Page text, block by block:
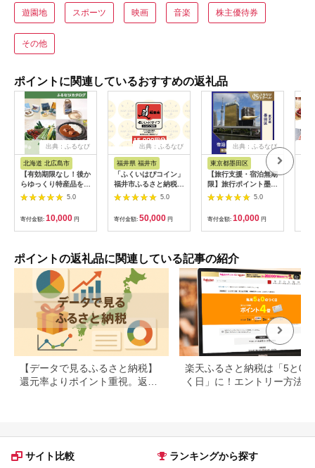
遊園地 スポーツ 映画 音楽 株主優待券
その他
ポイントに関連しているおすすめの返礼品
出典：ふるなび
北海道 北広島市
【有効期限なし！後か
らゆっくり特産品を選
べる】北海道北広島市
カタログポイント
5.0
寄付金額: 10,000 円
出典：ふるなび
福井県 福井市
「ふくいはぴコイン」
福井市ふるさと納税ポ
イント【15,000円
分】 [E-198004] / 選
べる金額 デジタル地
域通貨 ホテル 観光 レ
ジャー PAY アプリ オ
レス スマホ ポイント
スマホ 便利 簡単 デジ
タル 支払い 地域通貨
送料無料
5.0
寄付金額: 50,000 円
出典：ふるなび
東京都墨田区
【旅行支援・宿泊無期
限】旅行ポイント墨田
区ふるなびトラベルポ
5.0
寄付金額: 10,000 円
ポイントの返礼品に関連している記事の紹介
【データで見るふるさと納税】
還元率よりポイント重視。返礼
楽天ふるさと納税は「5と0
く日」に！エントリー方法や
サイト比較 ランキングから探す